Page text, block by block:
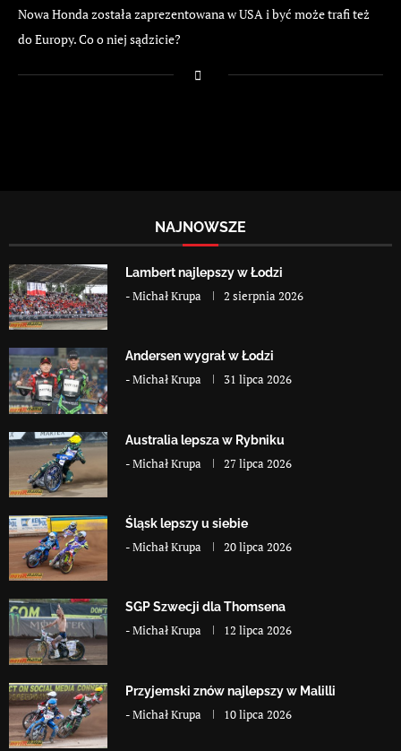
Nowa Honda została zaprezentowana w USA i być może trafi też
do Europy. Co o niej sądzicie?
NAJNOWSZE
Lambert najlepszy w Łodzi
-Michał Krupa 2 sierpnia 2026
Andersen wygrał w Łodzi
-Michał Krupa 31 lipca 2026
Australia lepsza w Rybniku
-Michał Krupa 27 lipca 2026
Śląsk lepszy u siebie
-Michał Krupa 20 lipca 2026
SGP Szwecji dla Thomsena
-Michał Krupa 12 lipca 2026
Przyjemski znów najlepszy w Malilli
-Michał Krupa 10 lipca 2026